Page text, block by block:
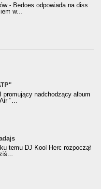
- Bedoes odpowiada na diss
w...
nadchodzący album
"...
za
Roku
temu DJ Kool Herc rozpoczął